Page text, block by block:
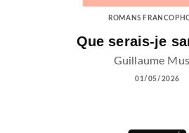
ROMANS
Que serais-je
Guillaume
01/05/2026